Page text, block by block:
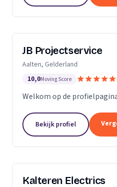
JB Projectservice
Aalten, Gelderland
10,0Moving Score
Welkom op de
Bekijk profiel
Kalteren Electrics